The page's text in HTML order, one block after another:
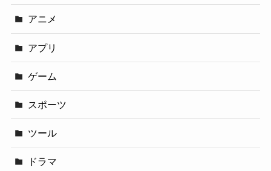
アニメ
アプリ
ゲーム
スポーツ
ツール
ドラマ